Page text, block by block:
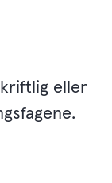
eller